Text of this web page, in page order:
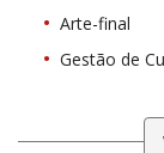
Arte-final
Gestão de